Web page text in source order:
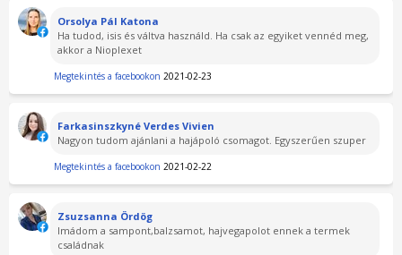
Orsolya Pál Katona
Ha tudod, isis és váltva használd. Ha csak az egyiket vennéd meg,
akkor a Nioplexet
Megtekintés a facebookon 2021-02-23
Farkasinszkyné Verdes Vivien
Nagyon tudom ajánlani a hajápoló csomagot. Egyszerűen szuper
Megtekintés a facebookon 2021-02-22
Zsuzsanna Ördög
Imádom a sampont,balzsamot, hajvegapolot ennek a termek
családnak